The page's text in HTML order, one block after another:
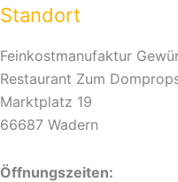
Standort
Feinkostmanufaktur
Restaurant Zum
Marktplatz 19
66687 Wadern
Öffnungszeiten: